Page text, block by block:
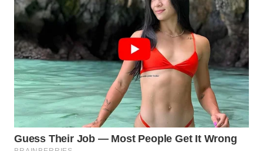
NEWS
TANI
WAHANA
ADVOKAT
WAHANA
INFRASTRUKTUR